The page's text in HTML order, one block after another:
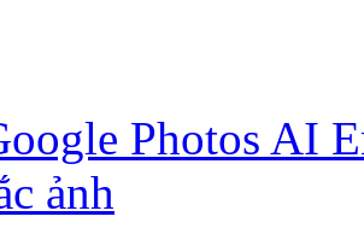
Photos AI
ảnh